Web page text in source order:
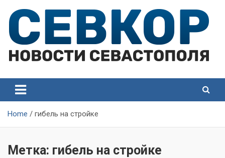
content
Севастополя
Севастополя
Home гибель на стройке
Метка: гибель на стройке